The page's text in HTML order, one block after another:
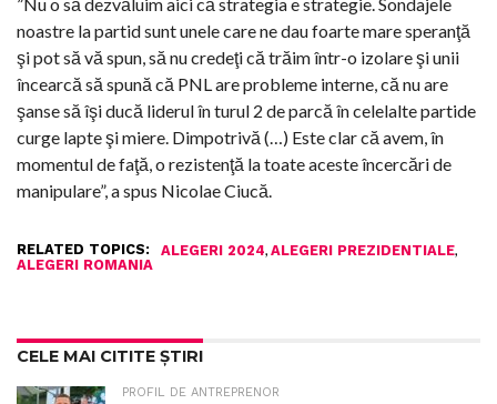
noastre la partid sunt unele care ne dau foarte mare speranţă
şi pot să vă spun, să nu credeţi că trăim într-o izolare şi unii
încearcă să spună că PNL are probleme interne, că nu are
şanse să îşi ducă liderul în turul 2 de parcă în celelalte partide
curge lapte şi miere. Dimpotrivă (…) Este clar că avem, în
momentul de faţă, o rezistenţă la toate aceste încercări de
manipulare”, a spus Nicolae Ciucă.
RELATED TOPICS: ALEGERI 2024, ALEGERI PREZIDENTIALE,
ALEGERI ROMANIA
CELE MAI CITITE ȘTIRI
PROFIL DE ANTREPRENOR